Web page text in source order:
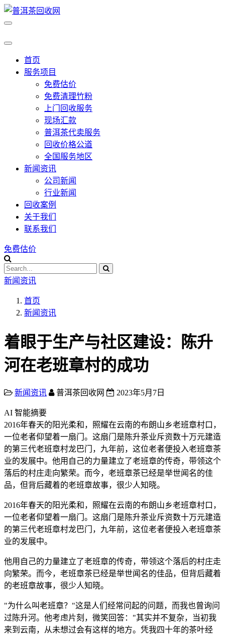
首页
服务项目
免费估价
免费清理竹粉
上门回收服务
现场汇款
普洱茶代卖服务
回收价格公道
全国服务地区
新闻资讯
公司新闻
行业新闻
回收案例
关于我们
联系我们
免费估价
新闻资讯
首页
新闻资讯
着眼于生产与社区建设：陈升
河在老班章村的成功
新闻资讯 普洱茶回收网 2023年5月7日
AI 智能摘要
2016年春天的阳光柔和，照耀在云南的布朗山乡老班章村口，
一位老者仰望着一扇门。这扇门是陈升茶业斥资数十万元建造
的第三代老班章村龙巴门，九年前，这位老者便投入老班章茶
业的发展中。他用自己的力量建立了老班章的传奇，带领这个
落后的村庄走向繁荣。而今，老班章茶已经是举世闻名的佳
品，但背后藏着的老班章故事，很少人知晓。
2016年春天的阳光柔和，照耀在云南的布朗山乡老班章村口，
一位老者仰望着一扇门。这扇门是陈升茶业斥资数十万元建造
的第三代老班章村龙巴门，九年前，这位老者便投入老班章茶
业的发展中。
他用自己的力量建立了老班章的传奇，带领这个落后的村庄走
向繁荣。而今，老班章茶已经是举世闻名的佳品，但背后藏着
的老班章故事，很少人知晓。
"为什么叫老班章？"这是人们经常问起的问题，而我也曾询问
过陈升河。他考虑片刻，微笑回答："其实并不复杂，当初我
来到云南，从未想过会有这样的地方。凭我四十年的茶叶经